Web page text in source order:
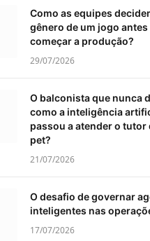
Como as equipes
gênero de um jogo antes
começar a produção?
29/07/2026
O balconista que nunca
como a inteligência
passou a atender o tutor
pet?
21/07/2026
O desafio de governar
inteligentes nas
17/07/2026